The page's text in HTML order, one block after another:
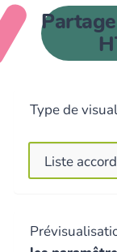
Type de